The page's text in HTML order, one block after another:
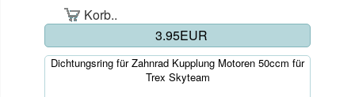
Korb..
3.95EUR
Dichtungsring für Zahnrad Kupplung Motoren 50ccm für
Trex Skyteam